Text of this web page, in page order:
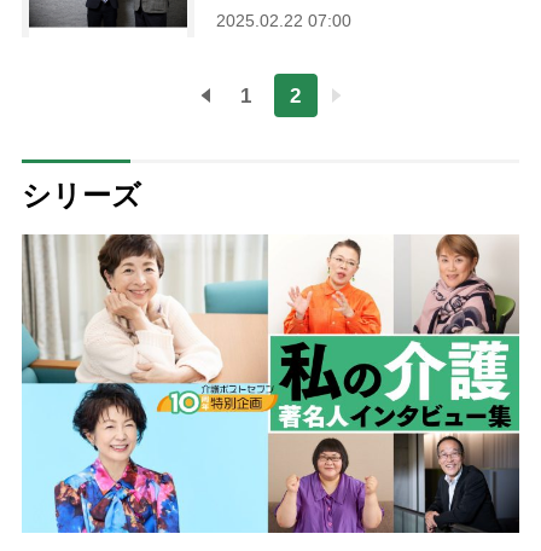
えた定年4年前の挑戦【新連載／想
2025.02.22 07:00
1 2
シリーズ